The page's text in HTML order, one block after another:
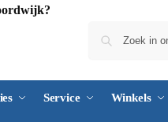
Service Winkels